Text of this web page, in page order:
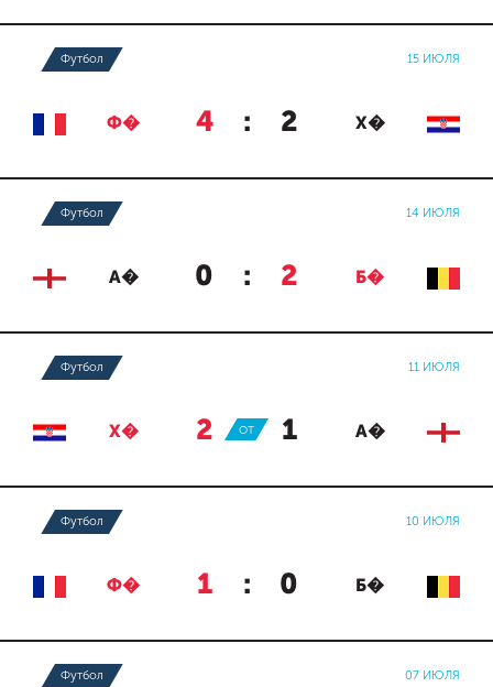
Футбол 15 ИЮЛЯ
Ф� 4 : 2 Х�
Футбол 14 ИЮЛЯ
А� 0 : 2 Б�
Футбол 11 ИЮЛЯ
Х� 2 : 1 А�
ОТ
Футбол 10 ИЮЛЯ
Ф� 1 : 0 Б�
Футбол 07 ИЮЛЯ